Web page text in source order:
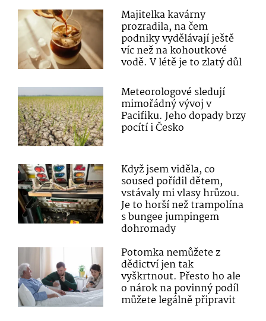
Majitelka kavárny
prozradila, na čem
podniky vydělávají ještě
víc než na kohoutkové
vodě. V létě je to zlatý důl
Meteorologové sledují
mimořádný vývoj v
Pacifiku. Jeho dopady brzy
pocítí i Česko
Když jsem viděla, co
soused pořídil dětem,
vstávaly mi vlasy hrůzou.
Je to horší než trampolína
s bungee jumpingem
dohromady
Potomka nemůžete z
dědictví jen tak
vyškrtnout. Přesto ho ale
o nárok na povinný podíl
můžete legálně připravit